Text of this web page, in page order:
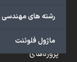
رشته های مهندسی
ماژول فلوئنت
آموزشی،
تخصصی،
پروژه‌های